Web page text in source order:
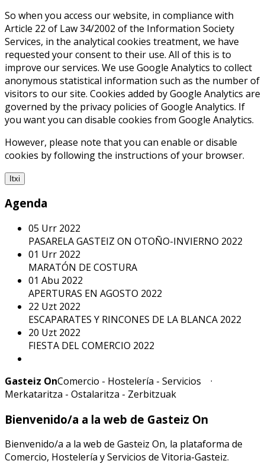
So when you access our website, in compliance with
Article 22 of Law 34/2002 of the Information Society
Services, in the analytical cookies treatment, we have
requested your consent to their use. All of this is to
improve our services. We use Google Analytics to collect
anonymous statistical information such as the number of
visitors to our site. Cookies added by Google Analytics are
governed by the privacy policies of Google Analytics. If
you want you can disable cookies from Google Analytics.
However, please note that you can enable or disable
cookies by following the instructions of your browser.
Itxi
Agenda
05 Urr 2022
PASARELA GASTEIZ ON OTOÑO-INVIERNO 2022
01 Urr 2022
MARATÓN DE COSTURA
01 Abu 2022
APERTURAS EN AGOSTO 2022
22 Uzt 2022
ESCAPARATES Y RINCONES DE LA BLANCA 2022
20 Uzt 2022
FIESTA DEL COMERCIO 2022
Gasteiz OnComercio - Hostelería - Servicios ·
Merkataritza - Ostalaritza - Zerbitzuak
Bienvenido/a a la web de Gasteiz On
Bienvenido/a a la web de Gasteiz On, la plataforma de
Comercio, Hostelería y Servicios de Vitoria-Gasteiz.